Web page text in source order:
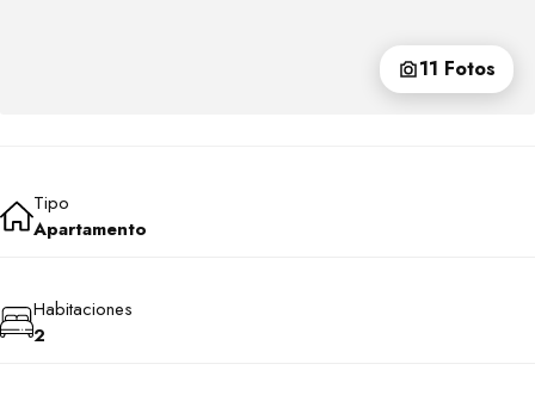
11 Fotos
Tipo
Apartamento
Habitaciones
2